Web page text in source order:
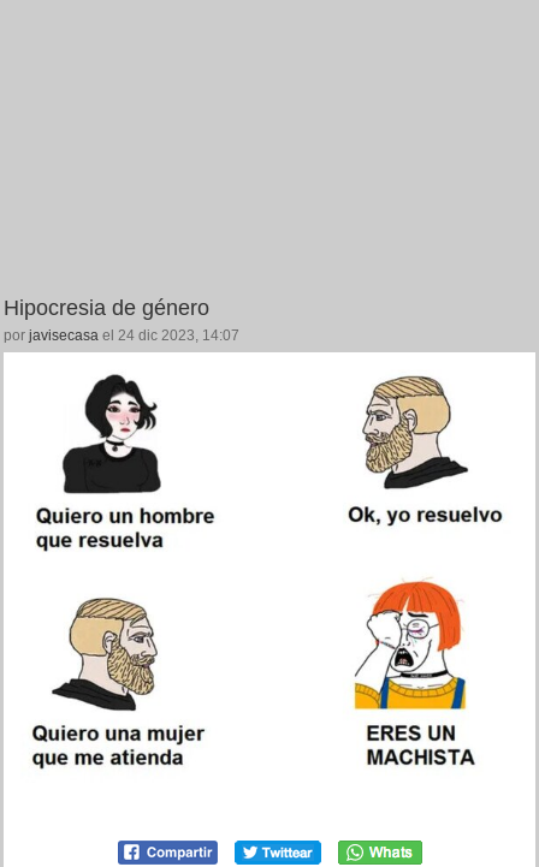
Hipocresia de género
por javisecasa el 24 dic 2023, 14:07